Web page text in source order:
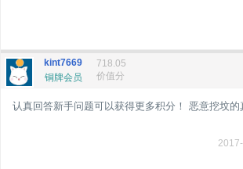
kint7669
铜牌会员
718.05
价值分
认真回答新手问题可以获得更多积分！ 恶意挖坟的